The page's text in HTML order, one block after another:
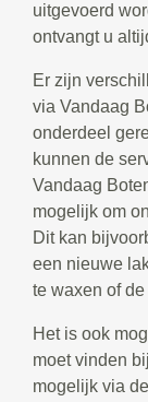
uitgevoerd
ontvangt u
Er zijn
via Vandaag
onderdeel
kunnen de
Vandaag
mogelijk om
Dit kan
een nieuwe
te waxen of
Het is ook
moet vinden
mogelijk via